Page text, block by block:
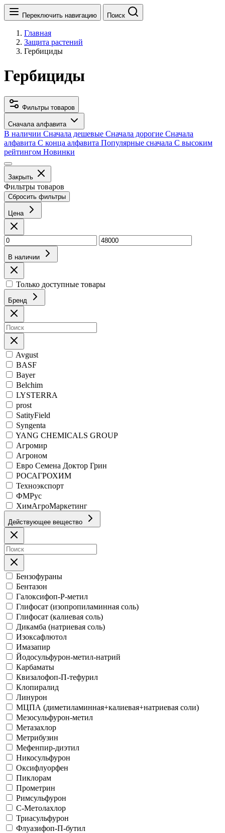
Переключить навигацию Поиск
Главная
Защита растений
Гербициды
Гербициды
Фильтры товаров
Сначала алфавита
В наличии Сначала дешевые Сначала дорогие Сначала
алфавита С конца алфавита Популярные сначала С высоким
рейтингом Новинки
Закрыть
Фильтры товаров
Сбросить фильтры
Цена
В наличии
Только доступные товары
Бренд
Avgust
BASF
Bayer
Belchim
LYSTERRA
prost
SatityField
Syngenta
YANG CHEMICALS GROUP
Агромир
Агроном
Евро Семена Доктор Грин
РОСАГРОХИМ
Техноэкспорт
ФМРус
ХимАгроМаркетинг
Действующее вещество
Бензофураны
Бентазон
Галоксифоп-Р-метил
Глифосат (изопропиламинная соль)
Глифосат (калиевая соль)
Дикамба (натриевая соль)
Изоксафлютол
Имазапир
Йодосульфурон-метил-натрий
Карбаматы
Квизалофоп-П-тефурил
Клопиралид
Линурон
МЦПА (диметиламинная+калиевая+натриевая соли)
Мезосульфурон-метил
Метазахлор
Метрибузин
Мефенпир-диэтил
Никосульфурон
Оксифлуорфен
Пиклорам
Прометрин
Римсульфурон
С-Метолахлор
Триасульфурон
Флуазифоп-П-бутил